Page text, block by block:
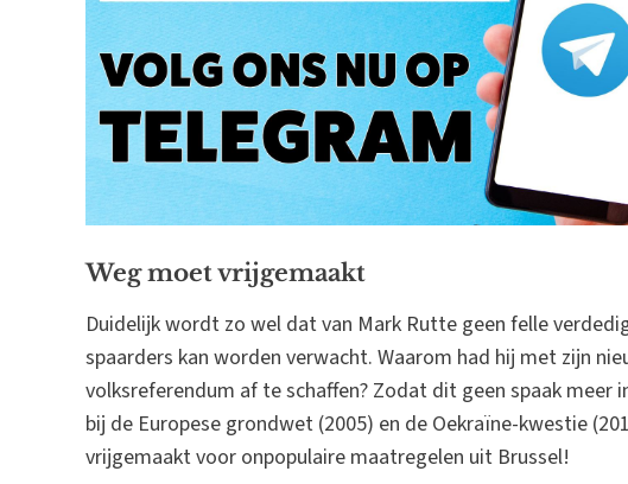
Weg moet vrijgemaakt
Duidelijk wordt zo wel dat van Mark Rutte geen felle
spaarders kan worden verwacht. Waarom had hij met zijn
volksreferendum af te schaffen? Zodat dit geen spaak meer
bij de Europese grondwet (2005) en de Oekraïne-kwestie
vrijgemaakt voor onpopulaire maatregelen uit Brussel!